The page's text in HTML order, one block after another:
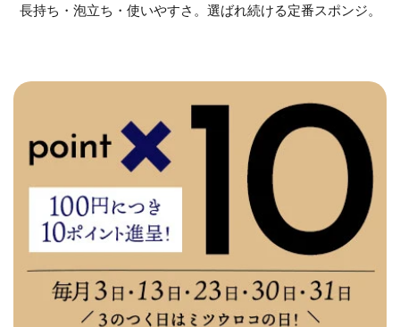
長持ち・泡立ち・使いやすさ。選ばれ続ける定番スポンジ。